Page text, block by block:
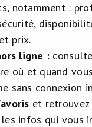
notamment :
prix.
ligne :
où et quand
sans connexion
et retrouvez
infos qui vous